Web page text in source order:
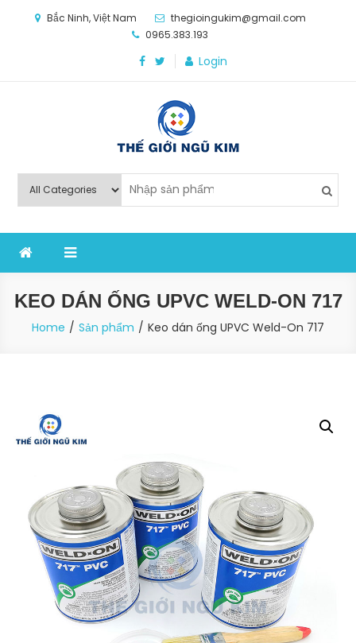
Bắc Ninh, Việt Nam
thegioingukim@gmail.com
0965.383.193
Login
Thế Giới Ngũ Kim
nghiệp sản xuất
KEO DÁN ỐNG UPVC WELD-ON 717
Home Sản phẩm Keo dán ống UPVC Weld-On 717